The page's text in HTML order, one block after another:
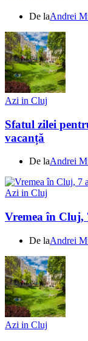
De laAndrei
Azi in Cluj
Sfatul zilei
vacanță
De laAndrei
Azi in Cluj
Vremea în Cluj,
De laAndrei
Azi in Cluj